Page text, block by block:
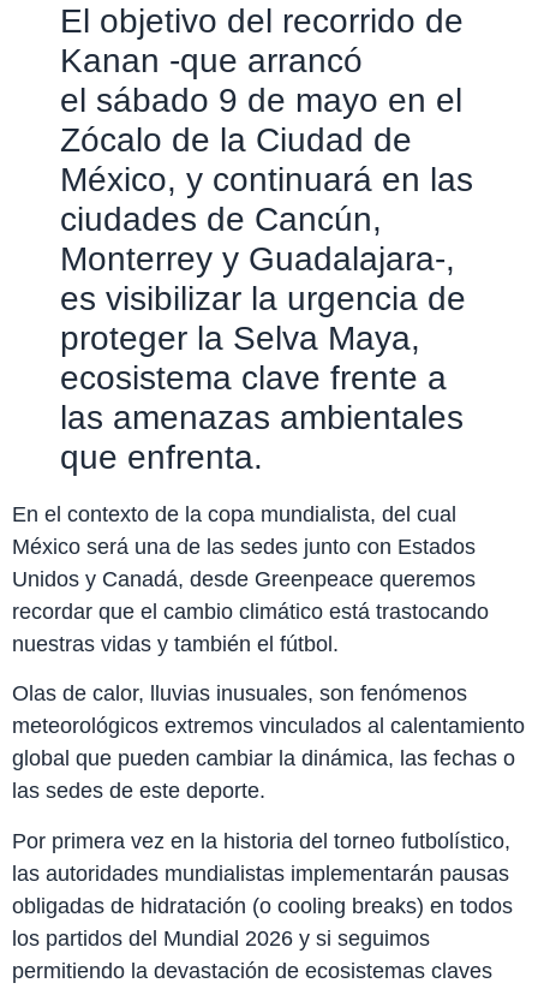
El objetivo del recorrido de
Kanan -que arrancó
el sábado 9 de mayo en el
Zócalo de la Ciudad de
México, y continuará en las
ciudades de Cancún,
Monterrey y Guadalajara-,
es visibilizar la urgencia de
proteger la Selva Maya,
ecosistema clave frente a
las amenazas ambientales
que enfrenta.
En el contexto de la copa mundialista, del cual
México será una de las sedes junto con Estados
Unidos y Canadá, desde Greenpeace queremos
recordar que el cambio climático está trastocando
nuestras vidas y también el fútbol.
Olas de calor, lluvias inusuales, son fenómenos
meteorológicos extremos vinculados al calentamiento
global que pueden cambiar la dinámica, las fechas o
las sedes de este deporte.
Por primera vez en la historia del torneo futbolístico,
las autoridades mundialistas implementarán pausas
obligadas de hidratación (o cooling breaks) en todos
los partidos del Mundial 2026 y si seguimos
permitiendo la devastación de ecosistemas claves